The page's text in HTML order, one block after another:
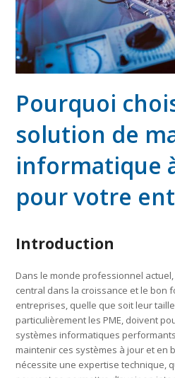
Pourquoi
solution de
informatique
pour votre
Introduction
Dans le monde professionnel
central dans la croissance et le bon
entreprises, quelle que soit leur
particulièrement les PME, doivent
systèmes informatiques
maintenir ces systèmes à jour et en
nécessite une expertise technique,